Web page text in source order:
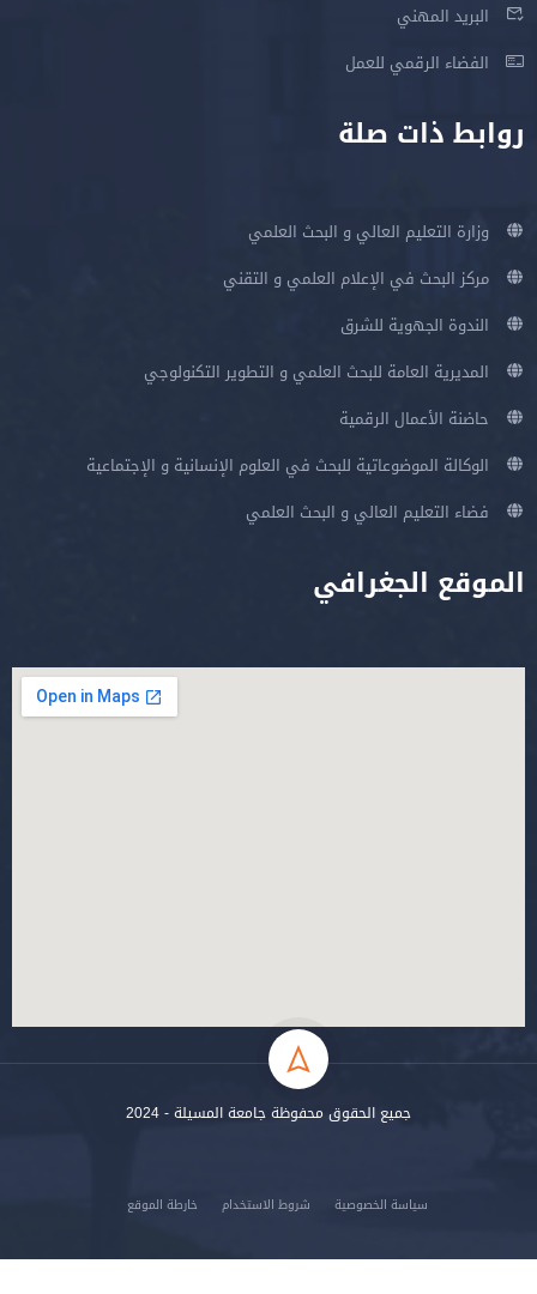
البريد المهني
الفضاء الرقمي للعمل
روابط ذات صلة
وزارة التعليم العالي و البحث العلمي
مركز البحث في الإعلام العلمي و التقني
الندوة الجهوية للشرق
المديرية العامة للبحث العلمي و التطوير التكنولوجي
حاضنة الأعمال الرقمية
الوكالة الموضوعاتية للبحث في العلوم الإنسانية و الإجتماعية
فضاء التعليم العالي و البحث العلمي
الموقع الجغرافي
جميع الحقوق محفوظة جامعة المسيلة - 2024
سياسة الخصوصية شروط الاستخدام خارطة الموقع